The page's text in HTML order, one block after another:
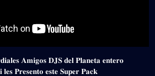
𝐀𝐦𝐢𝐠𝐨𝐬 𝐃𝐉𝐒 𝐝𝐞𝐥 𝐏𝐥𝐚𝐧𝐞𝐭𝐚 𝐞𝐧𝐭𝐞𝐫𝐨
𝐥𝐞𝐬 𝐏𝐫𝐞𝐬𝐞𝐧𝐭𝐨 𝐞𝐬𝐭𝐞 𝐒𝐮𝐩𝐞𝐫 𝐏𝐚𝐜𝐤